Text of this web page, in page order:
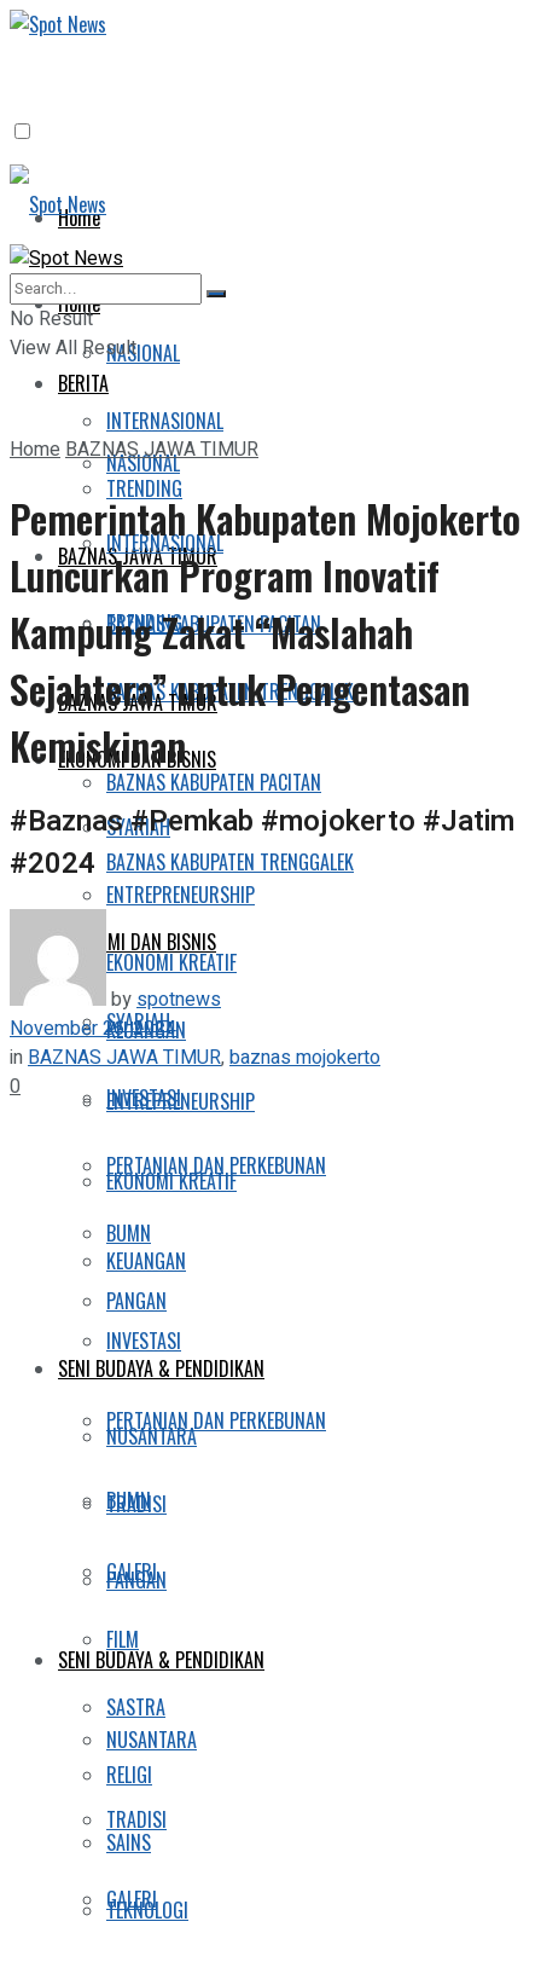
Home
BERITA
NASIONAL
INTERNASIONAL
TRENDING
BAZNAS JAWA TIMUR
BAZNAS KABUPATEN PACITAN
BAZNAS KABUPATEN TRENGGALEK
EKONOMI DAN BISNIS
SYARIAH
ENTREPRENEURSHIP
EKONOMI KREATIF
KEUANGAN
INVESTASI
PERTANIAN DAN PERKEBUNAN
BUMN
PANGAN
SENI BUDAYA & PENDIDIKAN
NUSANTARA
TRADISI
GALERI
FILM
SASTRA
RELIGI
SAINS
TEKNOLOGI
Home
BERITA
NASIONAL
INTERNASIONAL
TRENDING
BAZNAS JAWA TIMUR
BAZNAS KABUPATEN PACITAN
BAZNAS KABUPATEN TRENGGALEK
EKONOMI DAN BISNIS
SYARIAH
ENTREPRENEURSHIP
EKONOMI KREATIF
KEUANGAN
INVESTASI
PERTANIAN DAN PERKEBUNAN
BUMN
PANGAN
SENI BUDAYA & PENDIDIKAN
NUSANTARA
TRADISI
GALERI
No Result
View All Result
HomeBAZNAS JAWA TIMUR
Pemerintah Kabupaten Mojokerto
Luncurkan Program Inovatif
Kampung Zakat “Maslahah
Sejahtera” untuk Pengentasan
Kemiskinan
#Baznas #Pemkab #mojokerto #Jatim
#2024
by spotnews
November 26, 2024
in BAZNAS JAWA TIMUR,baznas mojokerto
0